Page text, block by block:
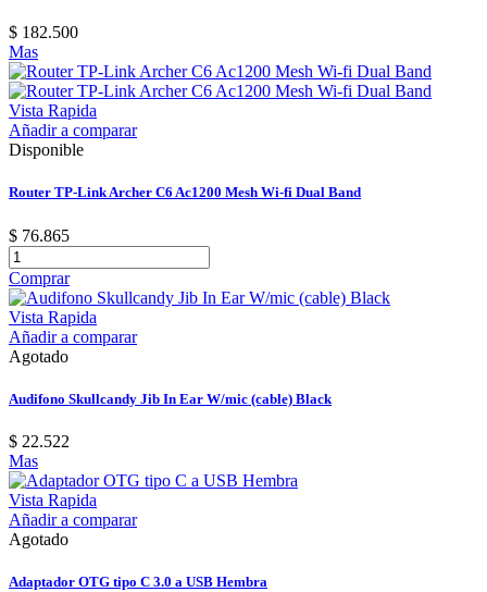
$ 182.500
Mas
Vista Rapida
Añadir a comparar
Disponible
Router TP-Link Archer C6 Ac1200 Mesh Wi-fi Dual Band
$ 76.865
Comprar
Vista Rapida
Añadir a comparar
Agotado
Audifono Skullcandy Jib In Ear W/mic (cable) Black
$ 22.522
Mas
Vista Rapida
Añadir a comparar
Agotado
Adaptador OTG tipo C 3.0 a USB Hembra